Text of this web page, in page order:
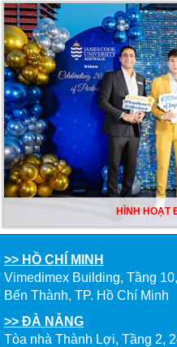
HÌNH HOẠT
>> HỒ CHÍ MINH
Vimedimex Building, Tầng
Bến Thành, TP. Hồ Chí Minh
>> ĐÀ NẴNG
Tòa nhà Thành Lợi, Tầng 2,